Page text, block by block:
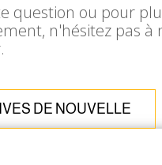
question ou pour
n'hésitez pas à
DE NOUVELLE